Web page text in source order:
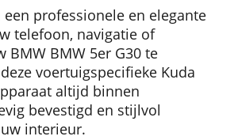
professionele en elegante
telefoon, navigatie of
BMW BMW 5er G30 te
voertuigspecifieke Kuda
altijd binnen
bevestigd en stijlvol
interieur.